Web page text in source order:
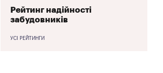
Рейтинг надійності
забудовників
УСІ РЕЙТИНГИ